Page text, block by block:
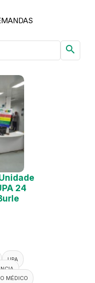
search
24
UPA
MÉDICO